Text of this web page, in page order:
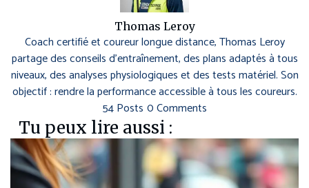
Thomas Leroy
Coach certifié et coureur longue distance, Thomas Leroy
partage des conseils d’entraînement, des plans adaptés à tous
niveaux, des analyses physiologiques et des tests matériel. Son
objectif : rendre la performance accessible à tous les coureurs.
54 Posts 0 Comments
Tu peux lire aussi :